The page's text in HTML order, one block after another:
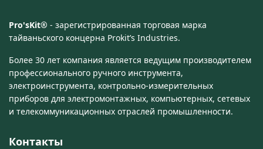
Pro'sKit® - зарегистрированная торговая марка
тайваньского концерна Prokit’s Industries.
Более 30 лет компания является ведущим производителем
профессионального ручного инструмента,
электроинструмента, контрольно-измерительных
приборов для электромонтажных, компьютерных, сетевых
и телекоммуникационных отраслей промышленности.
Контакты